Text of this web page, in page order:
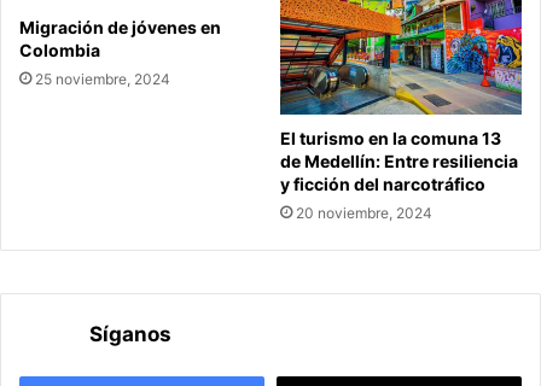
Migración de jóvenes en
Colombia
25 noviembre, 2024
El turismo en la comuna 13
de Medellín: Entre resiliencia
y ficción del narcotráfico
20 noviembre, 2024
Síganos